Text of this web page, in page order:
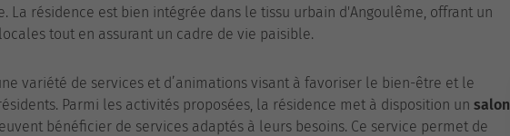
La résidence est bien intégrée dans le tissu urbain d'Angoulême, offrant un
tout en assurant un cadre de vie paisible.
variété de services et d’animations visant à favoriser le bien-être et le
Parmi les activités proposées, la résidence met à disposition un salon
bénéficier de services adaptés à leurs besoins. Ce service permet de